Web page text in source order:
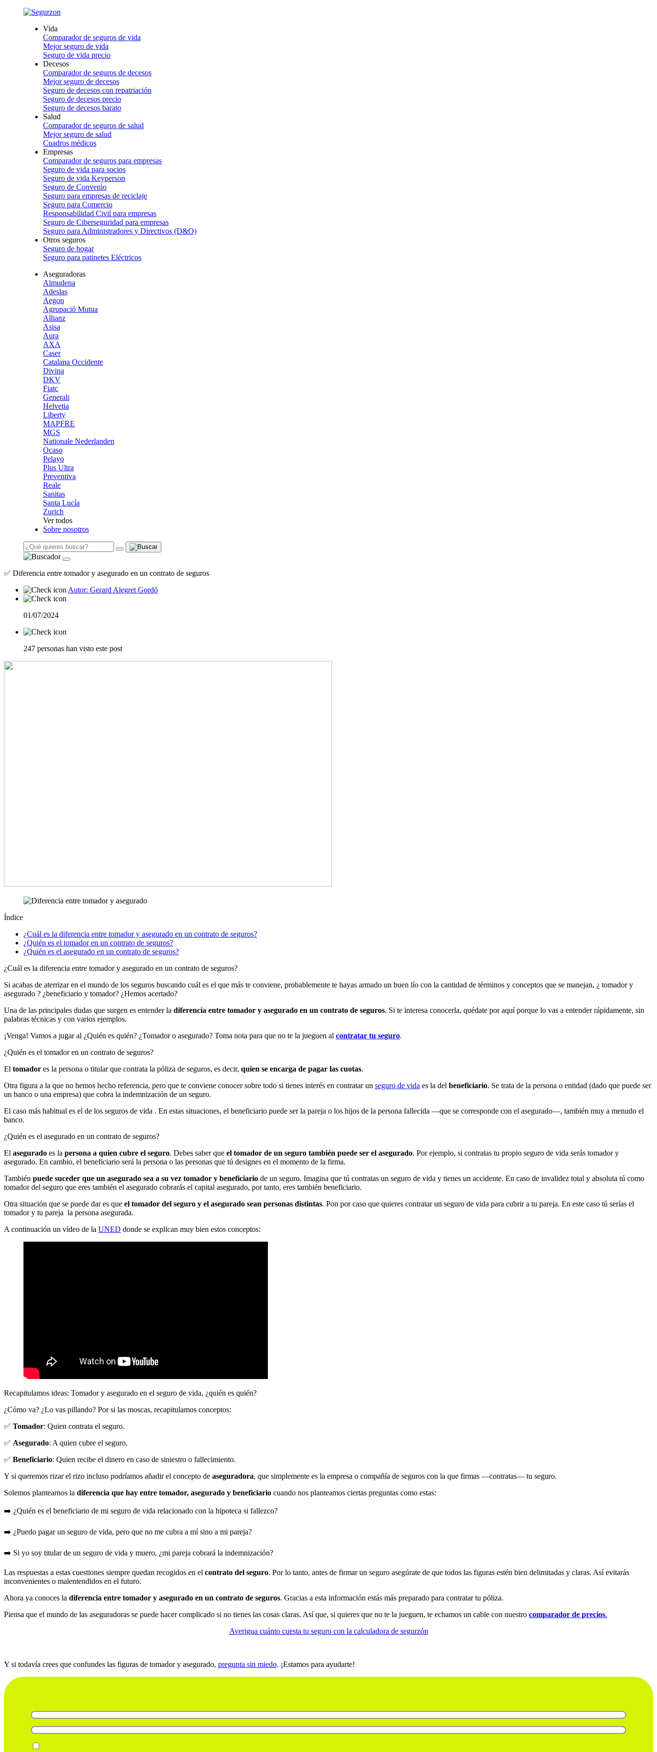
Vida
Comparador de seguros de vida
Mejor seguro de vida
Seguro de vida precio
Decesos
Comparador de seguros de decesos
Mejor seguro de decesos
Seguro de decesos con repatriación
Seguro de decesos precio
Seguro de decesos barato
Salud
Comparador de seguros de salud
Mejor seguro de salud
Cuadros médicos
Empresas
Comparador de seguros para empresas
Seguro de vida para socios
Seguro de vida Keyperson
Seguro de Convenio
Seguro para empresas de reciclaje
Seguro para Comercio
Responsabilidad Civil para empresas
Seguro de Ciberseguridad para empresas
Seguro para Administradores y Directivos (D&O)
Otros seguros
Seguro de hogar
Seguro para patinetes Eléctricos
Aseguradoras
Almudena
Adeslas
Aegon
Agrupació Mutua
Allianz
Asisa
Aura
AXA
Caser
Catalana Occidente
Divina
DKV
Fiatc
Generali
Helvetia
Liberty
MAPFRE
MGS
Nationale Nederlanden
Ocaso
Pelayo
Plus Ultra
Preventiva
Reale
Sanitas
Santa Lucía
Zurich
Ver todos
Sobre nosotros
✅ Diferencia entre tomador y asegurado en un contrato de seguros
Autor: Gerard Alegret Gordó
01/07/2024
247 personas han visto este post
Índice
¿Cuál es la diferencia entre tomador y asegurado en un contrato de seguros?
¿Quién es el tomador en un contrato de seguros?
¿Quién es el asegurado en un contrato de seguros?
¿Cuál es la diferencia entre tomador y asegurado en un contrato de seguros?
Si acabas de aterrizar en el mundo de los seguros buscando cuál es el que más te conviene, probablemente te hayas armado un buen lío con la cantidad de términos y conceptos que se manejan, ¿ tomador y
asegurado ? ¿beneficiario y tomador? ¿Hemos acertado?
Una de las principales dudas que surgen es entender la diferencia entre tomador y asegurado en un contrato de seguros. Si te interesa conocerla, quédate por aquí porque lo vas a entender rápidamente, sin
palabras técnicas y con varios ejemplos.
¡Venga! Vamos a jugar al ¿Quién es quién? ¿Tomador o asegurado? Toma nota para que no te la jueguen al contratar tu seguro.
¿Quién es el tomador en un contrato de seguros?
El tomador es la persona o titular que contrata la póliza de seguros, es decir, quien se encarga de pagar las cuotas.
Otra figura a la que no hemos hecho referencia, pero que te conviene conocer sobre todo si tienes interés en contratar un seguro de vida es la del beneficiario. Se trata de la persona o entidad (dado que puede ser
un banco o una empresa) que cobra la indemnización de un seguro.
El caso más habitual es el de los seguros de vida . En estas situaciones, el beneficiario puede ser la pareja o los hijos de la persona fallecida —que se corresponde con el asegurado—, también muy a menudo el
banco.
¿Quién es el asegurado en un contrato de seguros?
El asegurado es la persona a quien cubre el seguro. Debes saber que el tomador de un seguro también puede ser el asegurado. Por ejemplo, si contratas tu propio seguro de vida serás tomador y
asegurado. En cambio, el beneficiario será la persona o las personas que tú designes en el momento de la firma.
También puede suceder que un asegurado sea a su vez tomador y beneficiario de un seguro. Imagina que tú contratas un seguro de vida y tienes un accidente. En caso de invalidez total y absoluta tú como
tomador del seguro que eres también el asegurado cobrarás el capital asegurado, por tanto, eres también beneficiario.
Otra situación que se puede dar es que el tomador del seguro y el asegurado sean personas distintas. Pon por caso que quieres contratar un seguro de vida para cubrir a tu pareja. En este caso tú serías el
tomador y tu pareja la persona asegurada.
A continuación un vídeo de la UNED donde se explican muy bien estos conceptos:
Recapitulamos ideas: Tomador y asegurado en el seguro de vida, ¿quién es quién?
¿Cómo va? ¿Lo vas pillando? Por si las moscas, recapitulamos conceptos:
✅ Tomador: Quien contrata el seguro.
✅ Asegurado: A quien cubre el seguro.
✅ Beneficiario: Quien recibe el dinero en caso de siniestro o fallecimiento.
Y si queremos rizar el rizo incluso podríamos añadir el concepto de aseguradora, que simplemente es la empresa o compañía de seguros con la que firmas —contratas— tu seguro.
Solemos plantearnos la diferencia que hay entre tomador, asegurado y beneficiario cuando nos planteamos ciertas preguntas como estas:
➡️ ¿Quién es el beneficiario de mi seguro de vida relacionado con la hipoteca si fallezco?
➡️ ¿Puedo pagar un seguro de vida, pero que no me cubra a mí sino a mi pareja?
➡️ Si yo soy titular de un seguro de vida y muero, ¿mi pareja cobrará la indemnización?
Las respuestas a estas cuestiones siempre quedan recogidos en el contrato del seguro. Por lo tanto, antes de firmar un seguro asegúrate de que todos las figuras estén bien delimitadas y claras. Así evitarás
inconvenientes o malentendidos en el futuro.
Ahora ya conoces la diferencia entre tomador y asegurado en un contrato de seguros. Gracias a esta información estás más preparado para contratar tu póliza.
Piensa que el mundo de las aseguradoras se puede hacer complicado si no tienes las cosas claras. Así que, si quieres que no te la jueguen, te echamos un cable con nuestro comparador de precios.
Averigua cuánto cuesta tu seguro con la calculadora de segurzón
Y si todavía crees que confundes las figuras de tomador y asegurado, pregunta sin miedo. ¡Estamos para ayudarte!